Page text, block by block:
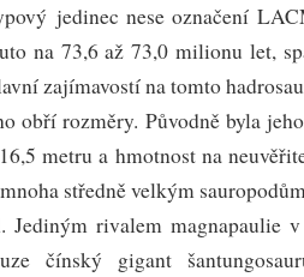
jedinec nese označení
na 73,6 až 73,0 milionu let,
zajímavostí na tomto
obří rozměry. Původně byla
metru a hmotnost na
středně velkým
Jediným rivalem magnapaulie
čínský gigant